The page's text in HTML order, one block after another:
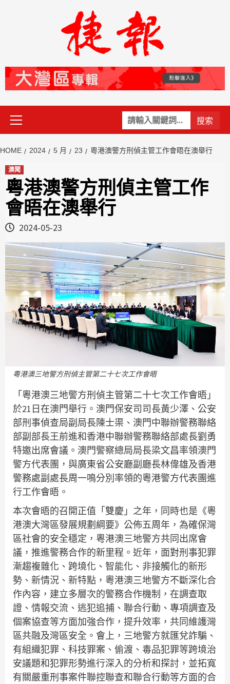
關
鍵
Primary
Menu
HOME 2024 5 月 23 粵港澳警方刑偵主管工作會晤在澳舉行
澳聞
粵港澳警方刑偵主管工作
會晤在澳舉行
2024-05-23
粵港澳三地警方刑偵主管第二十七次工作會晤
「粵港澳三地警方刑偵主管第二十七次工作會晤」
於21日在澳門舉行。澳門保安司司長黃少澤、公安
部刑事偵查局副局長陳士渠、澳門中聯辦警務聯絡
部副部長王前進和香港中聯辦警務聯絡部處長劉勇
特邀出席會議。澳門警察總局局長梁文昌率領澳門
警方代表團，與廣東省公安廳副廳長林偉雄及香港
警務處副處長周一鳴分別率領的粵港警方代表團進
行工作會晤。
本次會晤的召開正值「雙慶」之年，同時也是《粵
港澳大灣區發展規劃綱要》公佈五周年，為確保灣
區社會的安全穩定，粵港澳三地警方共同出席會
議，推進警務合作的新里程。近年，面對刑事犯罪
漸趨複雜化、跨境化、智能化、非接觸化的新形
勢、新情況、新特點，粵港澳三地警方不斷深化合
作內容，建立多層次的警務合作機制，在調查取
證、情報交流、逃犯追捕、聯合行動、專項調查及
個案協查等方面加強合作，提升效率，共同維護灣
區共融及灣區安全。會上，三地警方就匯兌詐騙、
有組織犯罪、科技罪案、偷渡、毒品犯罪等跨境治
安議題和犯罪形勢進行深入的分析和探討，並拓寬
有關嚴重刑事案件聯控聯查和聯合行動等方面的合